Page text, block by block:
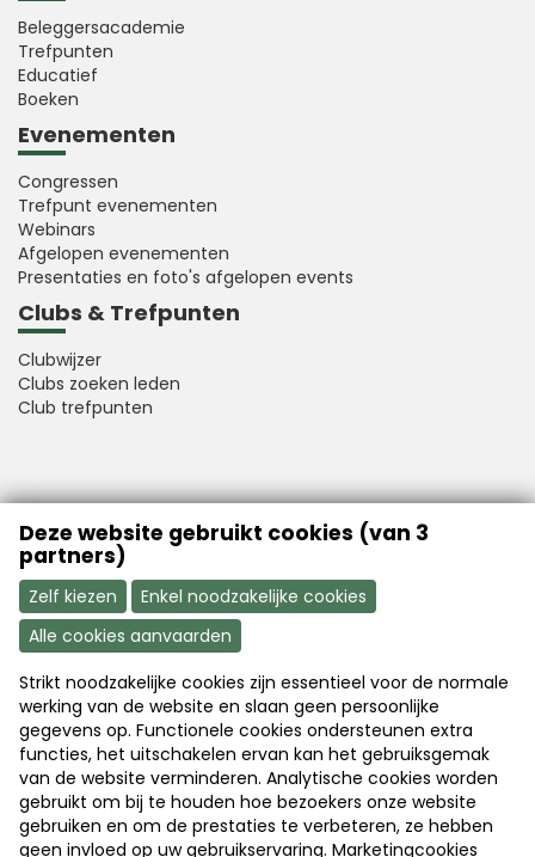
Beleggersacademie
Trefpunten
Educatief
Boeken
Evenementen
Congressen
Trefpunt evenementen
Webinars
Afgelopen evenementen
Presentaties en foto's afgelopen events
Clubs & Trefpunten
Clubwijzer
Clubs zoeken leden
Club trefpunten
VFB is a member of Better Finance
Aanmelden Word nu lid
Disclaimer|Copyright|Privacy
Deze website gebruikt cookies (van 3
partners)
Zelf kiezen
Enkel noodzakelijke cookies
Alle cookies aanvaarden
Strikt noodzakelijke cookies zijn essentieel voor de normale
werking van de website en slaan geen persoonlijke
gegevens op. Functionele cookies ondersteunen extra
functies, het uitschakelen ervan kan het gebruiksgemak
van de website verminderen. Analytische cookies worden
gebruikt om bij te houden hoe bezoekers onze website
gebruiken en om de prestaties te verbeteren, ze hebben
geen invloed op uw gebruikservaring. Marketingcookies